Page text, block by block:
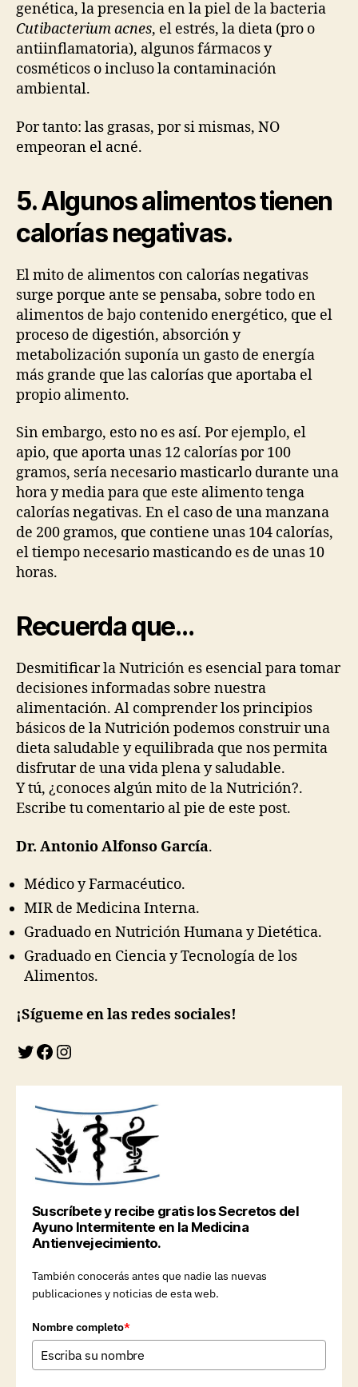
genética, la presencia en la piel de la bacteria
Cutibacterium acnes, el estrés, la dieta (pro o
antiinflamatoria), algunos fármacos y
cosméticos o incluso la contaminación
ambiental.
Por tanto: las grasas, por si mismas, NO
empeoran el acné.
5. Algunos alimentos tienen
calorías negativas.
El mito de alimentos con calorías negativas
surge porque ante se pensaba, sobre todo en
alimentos de bajo contenido energético, que el
proceso de digestión, absorción y
metabolización suponía un gasto de energía
más grande que las calorías que aportaba el
propio alimento.
Sin embargo, esto no es así. Por ejemplo, el
apio, que aporta unas 12 calorías por 100
gramos, sería necesario masticarlo durante una
hora y media para que este alimento tenga
calorías negativas. En el caso de una manzana
de 200 gramos, que contiene unas 104 calorías,
el tiempo necesario masticando es de unas 10
horas.
Recuerda que…
Desmitificar la Nutrición es esencial para tomar
decisiones informadas sobre nuestra
alimentación. Al comprender los principios
básicos de la Nutrición podemos construir una
dieta saludable y equilibrada que nos permita
disfrutar de una vida plena y saludable.
Y tú, ¿conoces algún mito de la Nutrición?.
Escribe tu comentario al pie de este post.
Dr. Antonio Alfonso García.
Médico y Farmacéutico.
MIR de Medicina Interna.
Graduado en Nutrición Humana y Dietética.
Graduado en Ciencia y Tecnología de los
Alimentos.
¡Sígueme en las redes sociales!
Twitter
Facebook
Instagram
Suscríbete y recibe gratis los Secretos del
Ayuno Intermitente en la Medicina
Antienvejecimiento.
También conocerás antes que nadie las nuevas
publicaciones y noticias de esta web.
Nombre completo*